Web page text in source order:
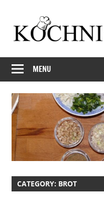
content
another
Foodblog
MENU
CATEGORY: BROT